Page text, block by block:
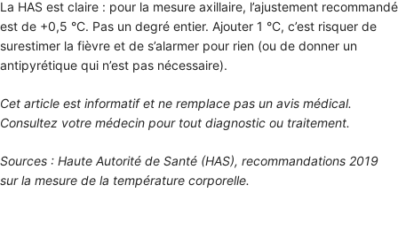
La HAS est claire : pour la mesure axillaire, l’ajustement recommandé
est de +0,5 °C. Pas un degré entier. Ajouter 1 °C, c’est risquer de
surestimer la fièvre et de s’alarmer pour rien (ou de donner un
antipyrétique qui n’est pas nécessaire).
Cet article est informatif et ne remplace pas un avis médical.
Consultez votre médecin pour tout diagnostic ou traitement.
Sources : Haute Autorité de Santé (HAS), recommandations 2019
sur la mesure de la température corporelle.